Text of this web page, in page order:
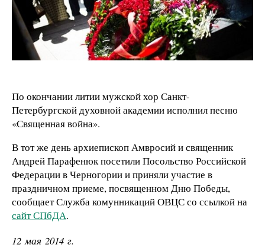
По окончании литии мужской хор Санкт-
Петербургской духовной академии исполнил песню
«Священная война».
В тот же день архиепископ Амвросий и священник
Андрей Парафенюк посетили Посольство Российской
Федерации в Черногории и приняли участие в
праздничном приеме, посвященном Дню Победы,
сообщает Служба комунникаций ОВЦС со ссылкой на
сайт СПбДА.
12 мая 2014 г.